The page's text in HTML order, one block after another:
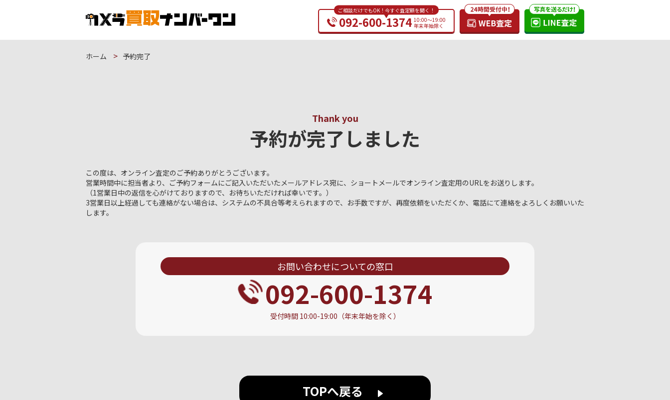
ご相談だけでもOK！今すぐ査定額を聞く！
092-600-1374 10:00～19:00
年末年始除く
ホーム 予約完了
Thank you
予約が完了しました
この度は、オンライン査定のご予約ありがとうございます。
営業時間中に担当者より、ご予約フォームにご記入いただいたメールアドレス宛に、ショートメールでオンライン査定用のURLをお送りします。
（1営業日中の返信を心がけておりますので、お待ちいただければ幸いです。）
3営業日以上経過しても連絡がない場合は、システムの不具合等考えられますので、お手数ですが、再度依頼をいただくか、電話にて連絡をよろしくお願いいた
します。
お問い合わせについての窓口
092-600-1374
受付時間 10:00-19:00（年末年始を除く）
TOPへ戻る